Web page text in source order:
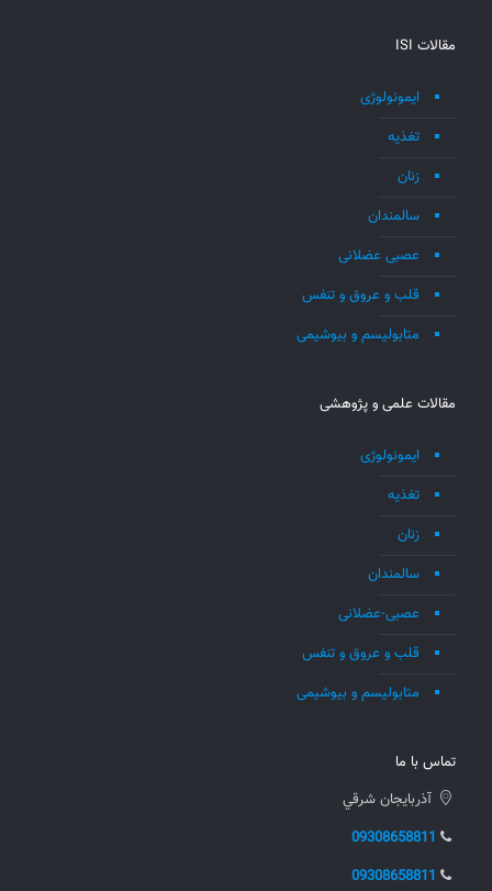
مقالات ISI
ایمونولوژی
تغذیه
زنان
سالمندان
عصبی عضلانی
قلب و عروق و تنفس
متابولیسم و بیوشیمی
مقالات علمی و پژوهشی
ایمونولوژی
تغذیه
زنان
سالمندان
عصبی-عضلانی
قلب و عروق و تنفس
متابولیسم و بیوشیمی
تماس با ما
آذربايجان شرقي
09308658811
09308658811